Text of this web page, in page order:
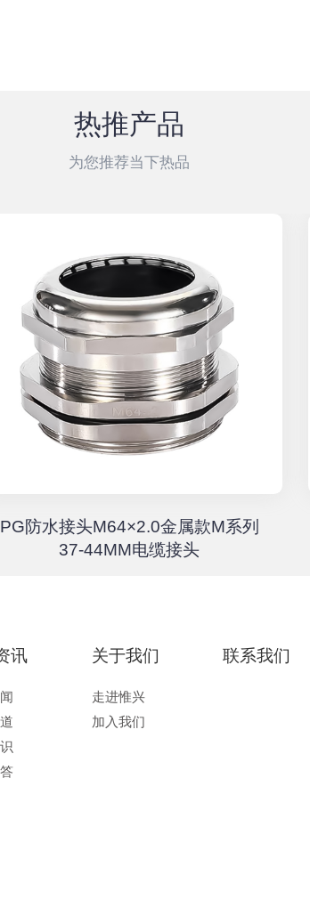
热推产品
为您推荐当下热品
PG防水接头M64×2.0金属款M系列
37-44MM电缆接头
讯 关于我们
走进惟兴
加入我们
联系我们